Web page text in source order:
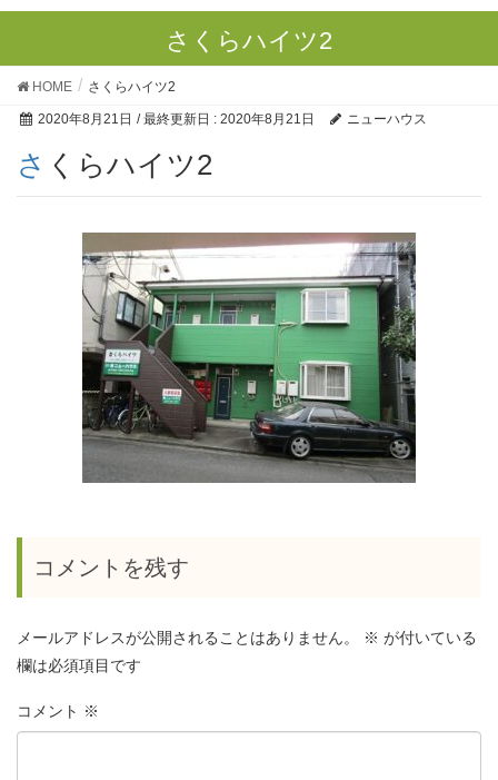
さくらハイツ2
HOME さくらハイツ2
2020年8月21日 / 最終更新日 : 2020年8月21日 ニューハウス
さくらハイツ2
コメントを残す
メールアドレスが公開されることはありません。 ※ が付いている
欄は必須項目です
コメント ※